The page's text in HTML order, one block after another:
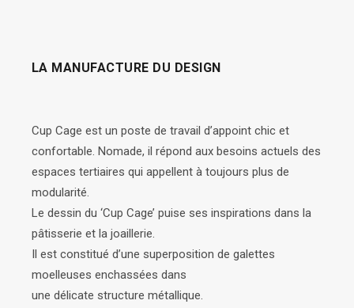
LA MANUFACTURE DU DESIGN
Cup Cage est un poste de travail d’appoint chic et
confortable. Nomade, il répond aux besoins actuels des
espaces tertiaires qui appellent à toujours plus de
modularité.
Le dessin du ‘Cup Cage’ puise ses inspirations dans la
pâtisserie et la joaillerie.
Il est constitué d’une superposition de galettes
moelleuses enchassées dans
une délicate structure métallique.